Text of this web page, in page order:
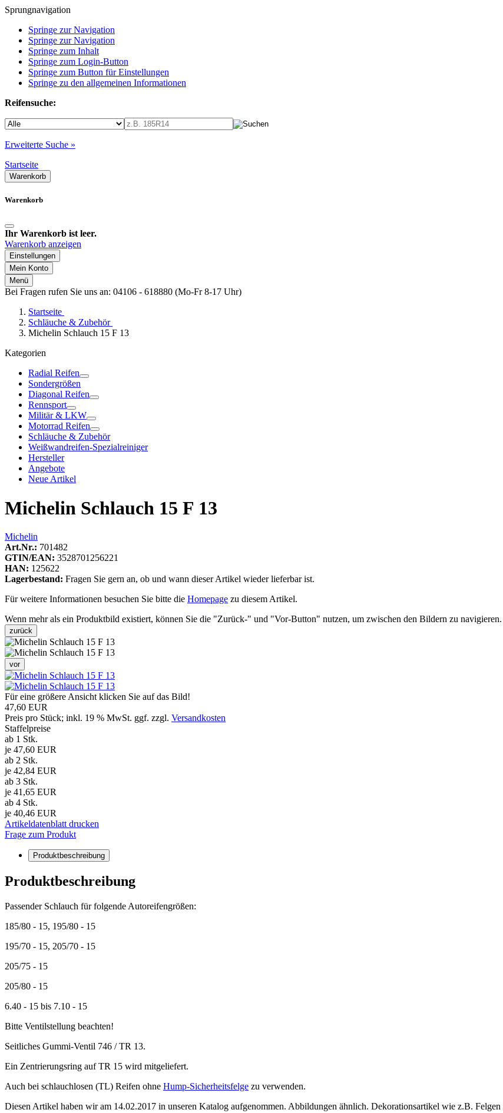
Sprungnavigation
Springe zur Navigation
Springe zur Navigation
Springe zum Inhalt
Springe zum Login-Button
Springe zum Button für Einstellungen
Springe zu den allgemeinen Informationen
Reifensuche:
Erweiterte Suche »
Startseite
Warenkorb
Warenkorb
Ihr Warenkorb ist leer.
Warenkorb anzeigen
Einstellungen
Mein Konto
Menü
Bei Fragen rufen Sie uns an: 04106 - 618880 (Mo-Fr 8-17 Uhr)
Startseite
Schläuche & Zubehör
Michelin Schlauch 15 F 13
Kategorien
Radial Reifen
Sondergrößen
Diagonal Reifen
Rennsport
Militär & LKW
Motorrad Reifen
Schläuche & Zubehör
Weißwandreifen-Spezialreiniger
Hersteller
Angebote
Neue Artikel
Michelin Schlauch 15 F 13
Michelin
Art.Nr.: 701482
GTIN/EAN: 3528701256221
HAN: 125622
Lagerbestand: Fragen Sie gern an, ob und wann dieser Artikel wieder lieferbar ist.
Für weitere Informationen besuchen Sie bitte die Homepage zu diesem Artikel.
Wenn mehr als ein Produktbild existiert, können Sie die "Zurück-" und "Vor-Button" nutzen, um zwischen den Bildern zu
zurück
vor
Für eine größere Ansicht klicken Sie auf das Bild!
47,60 EUR
Preis pro Stück; inkl. 19 % MwSt. ggf. zzgl. Versandkosten
Staffelpreise
ab 1 Stk.
je 47,60 EUR
ab 2 Stk.
je 42,84 EUR
ab 3 Stk.
je 41,65 EUR
ab 4 Stk.
je 40,46 EUR
Artikeldatenblatt drucken
Frage zum Produkt
Produktbeschreibung
Produktbeschreibung
Passender Schlauch für folgende Autoreifengrößen:
185/80 - 15, 195/80 - 15
195/70 - 15, 205/70 - 15
205/75 - 15
205/80 - 15
6.40 - 15 bis 7.10 - 15
Bitte Ventilstellung beachten!
Seitliches Gummi-Ventil 746 / TR 13.
Ein Zentrierungsring auf TR 15 wird mitgeliefert.
Auch bei schlauchlosen (TL) Reifen ohne Hump-Sicherheitsfelge zu verwenden.
Diesen Artikel haben wir am 14.02.2017 in unseren Katalog aufgenommen. Abbildungen ähnlich. Dekorationsartikel wie z.B.